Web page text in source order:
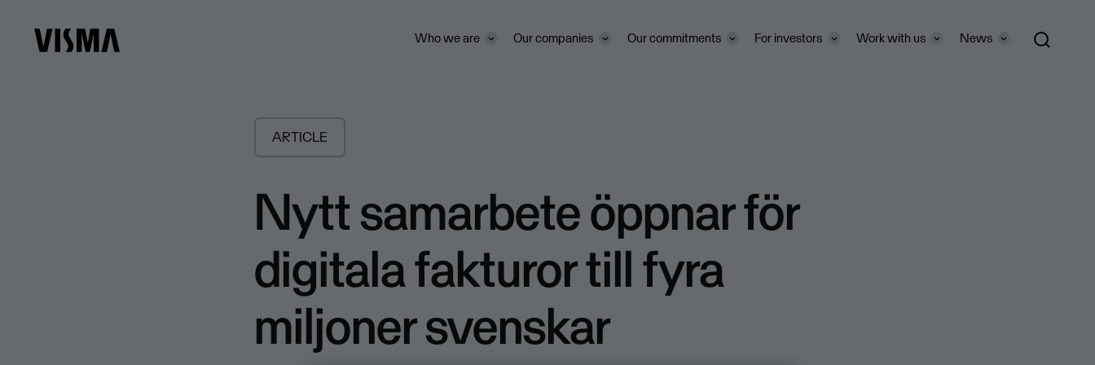
Who we are Our companies Our commitments For investors Work with us News
ARTICLE
Nytt samarbete öppnar för
digitala fakturor till fyra
miljoner svenskar